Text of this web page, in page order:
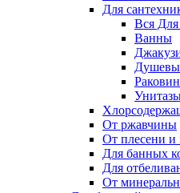
Для
Вся Для
Ванны
От ржавчины
От плесени и
Для банных
Для
От